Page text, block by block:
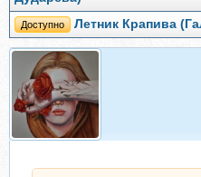
Доступно Летник Крапива